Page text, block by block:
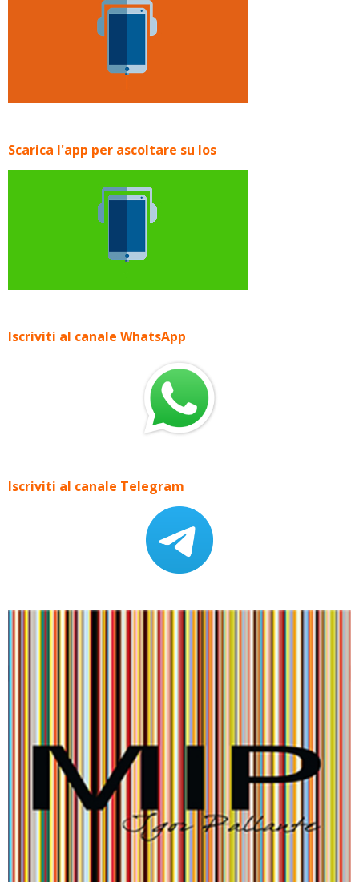
Scarica l'app per ascoltare su Ios
Iscriviti al canale WhatsApp
Iscriviti al canale Telegram